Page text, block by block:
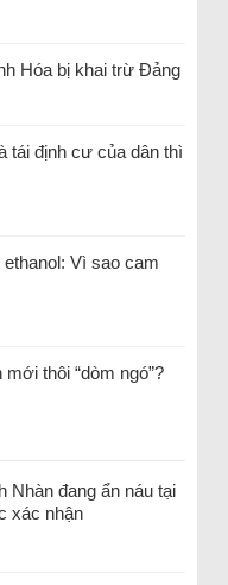
Hóa bị khai trừ Đảng
tái định cư của dân thì
Vì sao cam
thôi “dòm ngó”?
Nhàn đang ẩn náu tại
xác nhận